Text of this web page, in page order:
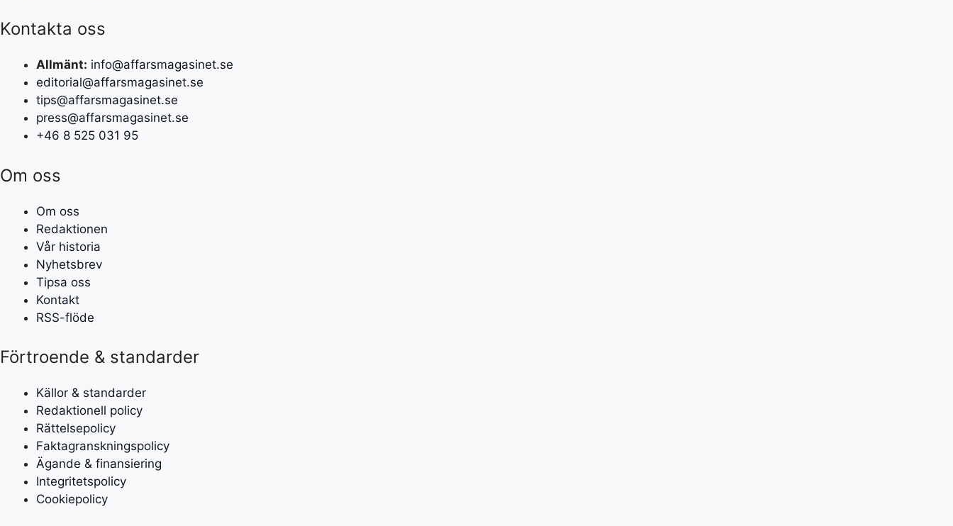
Kontakta oss
Allmänt: info@affarsmagasinet.se
editorial@affarsmagasinet.se
tips@affarsmagasinet.se
press@affarsmagasinet.se
+46 8 525 031 95
Om oss
Om oss
Redaktionen
Vår historia
Nyhetsbrev
Tipsa oss
Kontakt
RSS-flöde
Förtroende & standarder
Källor & standarder
Redaktionell policy
Rättelsepolicy
Faktagranskningspolicy
Ägande & finansiering
Integritetspolicy
Cookiepolicy